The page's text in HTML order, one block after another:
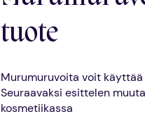
tuote
Murumuruvoita voit
Seuraavaksi esittelen
kosmetiikassa